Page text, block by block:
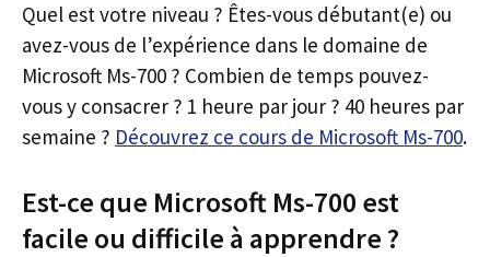
Quel est votre niveau ? Êtes-vous débutant(e) ou
avez-vous de l’expérience dans le domaine de
Microsoft Ms-700 ? Combien de temps pouvez-
vous y consacrer ? 1 heure par jour ? 40 heures par
semaine ? Découvrez ce cours de Microsoft Ms-700.
Est-ce que Microsoft Ms-700 est
facile ou difficile à apprendre ?